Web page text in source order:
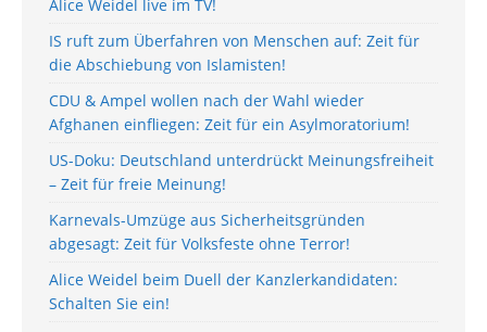
Alice Weidel live im TV!
IS ruft zum Überfahren von Menschen auf: Zeit für
die Abschiebung von Islamisten!
CDU & Ampel wollen nach der Wahl wieder
Afghanen einfliegen: Zeit für ein Asylmoratorium!
US-Doku: Deutschland unterdrückt Meinungsfreiheit
– Zeit für freie Meinung!
Karnevals-Umzüge aus Sicherheitsgründen
abgesagt: Zeit für Volksfeste ohne Terror!
Alice Weidel beim Duell der Kanzlerkandidaten:
Schalten Sie ein!